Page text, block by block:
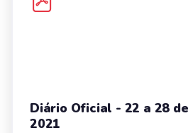
Diário Oficial - 22 a 28
2021